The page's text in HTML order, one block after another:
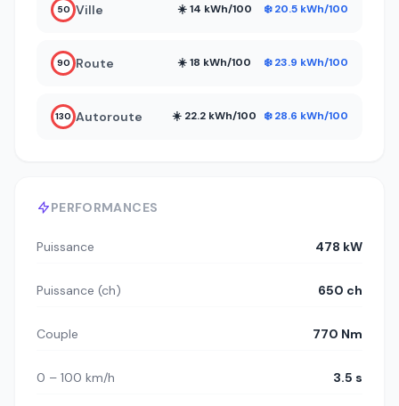
PERFORMANCES
Puissance 478 kW
Puissance (ch) 650 ch
Couple 770 Nm
0 – 100 km/h 3.5 s
50 Ville ☀️ 14 kWh/100 ❄️ 20.5 kWh/100
90 Route ☀️ 18 kWh/100 ❄️ 23.9 kWh/100
130 Autoroute ☀️ 22.2 kWh/100 ❄️ 28.6 kWh/100